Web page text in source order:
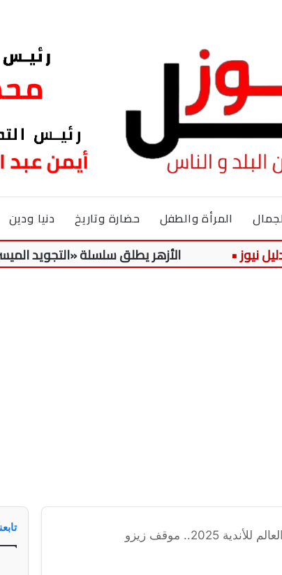
المرأة والطفل حضارة وتاريخ دنيا ودين
الأزهر يطلق سلسلة «التجويد الميسر»
موقف زيزو